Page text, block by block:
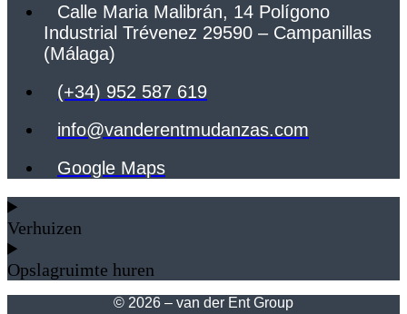
Calle Maria Malibrán, 14 Polígono
Industrial Trévenez 29590 – Campanillas
(Málaga)
(+34) 952 587 619
info@vanderentmudanzas.com
Google Maps
Verhuizen
Opslagruimte huren
© 2026 – van der Ent Group